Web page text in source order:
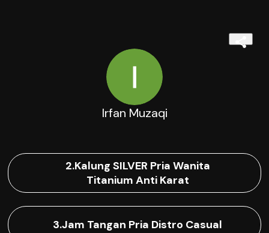
Irfan Muzaqi
2.Kalung SILVER Pria Wanita
Titanium Anti Karat
3.Jam Tangan Pria Distro Casual